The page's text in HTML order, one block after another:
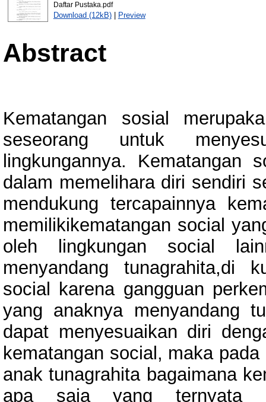
Daftar Pustaka.pdf
Download (12kB)| Preview
Abstract
Kematangan sosial
seseorang untuk
lingkungannya. Kematangan
dalam memelihara diri sendiri
mendukung tercapainnya
memilikikematangan social
oleh lingkungan social
menyandang tunagrahita,di
social karena gangguan
yang anaknya menyandang
dapat menyesuaikan diri
kematangan social, maka
anak tunagrahita bagaimana
apa saja yang ternyata